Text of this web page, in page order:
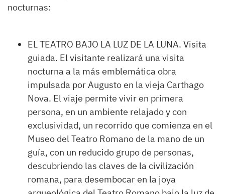
nocturnas:
EL TEATRO BAJO LA LUZ DE LA LUNA. Visita
guiada. El visitante realizará una visita
nocturna a la más emblemática obra
impulsada por Augusto en la vieja Carthago
Nova. El viaje permite vivir en primera
persona, en un ambiente relajado y con
exclusividad, un recorrido que comienza en el
Museo del Teatro Romano de la mano de un
guía, con un reducido grupo de personas,
descubriendo las claves de la civilización
romana, para desembocar en la joya